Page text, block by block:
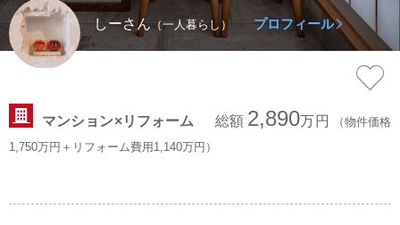
スタッフ紹介しーさん （一人暮らし） プロフィール
マンション×リフォーム 総額 2,890万円
（物件価格
1,750万円＋リフォーム費用1,140万円）